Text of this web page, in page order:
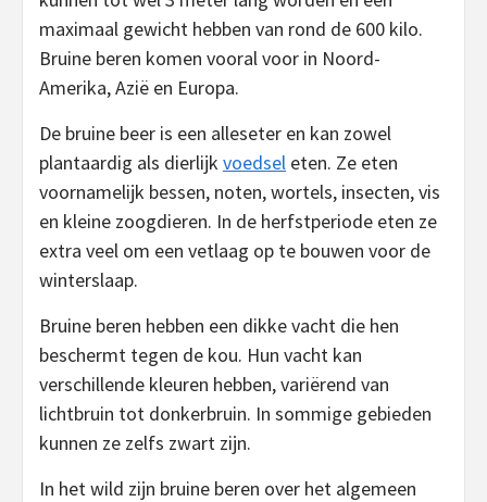
maximaal gewicht hebben van rond de 600 kilo.
Bruine beren komen vooral voor in Noord-
Amerika, Azië en Europa.
De bruine beer is een alleseter en kan zowel
plantaardig als dierlijk voedsel eten. Ze eten
voornamelijk bessen, noten, wortels, insecten, vis
en kleine zoogdieren. In de herfstperiode eten ze
extra veel om een vetlaag op te bouwen voor de
winterslaap.
Bruine beren hebben een dikke vacht die hen
beschermt tegen de kou. Hun vacht kan
verschillende kleuren hebben, variërend van
lichtbruin tot donkerbruin. In sommige gebieden
kunnen ze zelfs zwart zijn.
In het wild zijn bruine beren over het algemeen